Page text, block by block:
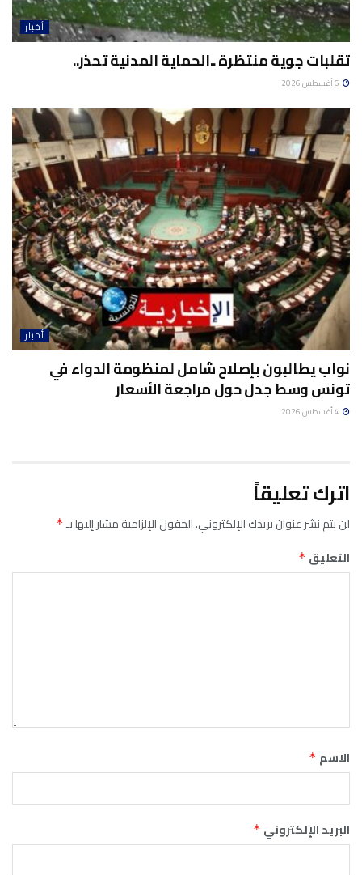
أخبار
تقلبات جوية منتظرة ..الحماية المدنية تحذر..
أخبار
نواب يطالبون بإصلاح شامل لمنظومة الدواء في
تونس وسط جدل حول مراجعة الأسعار
اترك تعليقاً
لن يتم نشر عنوان بريدك الإلكتروني.الحقول الإلزامية مشار إليها بـ*
التعليق *
الاسم *
البريد الإلكتروني *